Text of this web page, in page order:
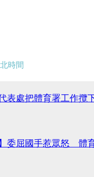
時間
表處把體育署工作攬
委屈國手惹眾怒 體